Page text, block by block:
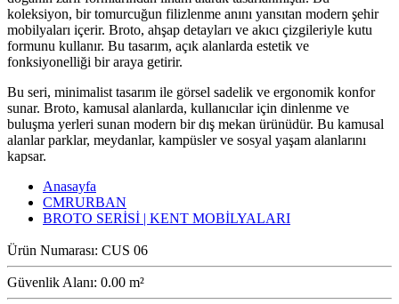
koleksiyon, bir tomurcuğun filizlenme anını yansıtan modern şehir
mobilyaları içerir. Broto, ahşap detayları ve akıcı çizgileriyle kutu
formunu kullanır. Bu tasarım, açık alanlarda estetik ve
fonksiyonelliği bir araya getirir.
Bu seri, minimalist tasarım ile görsel sadelik ve ergonomik konfor
sunar. Broto, kamusal alanlarda, kullanıcılar için dinlenme ve
buluşma yerleri sunan modern bir dış mekan ürünüdür. Bu kamusal
alanlar parklar, meydanlar, kampüsler ve sosyal yaşam alanlarını
kapsar.
Anasayfa
CMRURBAN
BROTO SERİSİ | KENT MOBİLYALARI
Ürün Numarası: CUS 06
Güvenlik Alanı: 0.00 m²